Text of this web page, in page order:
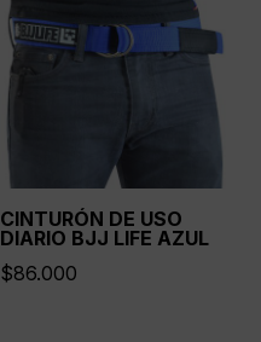
CINTURÓN DE USO
DIARIO BJJ LIFE AZUL
$86.000